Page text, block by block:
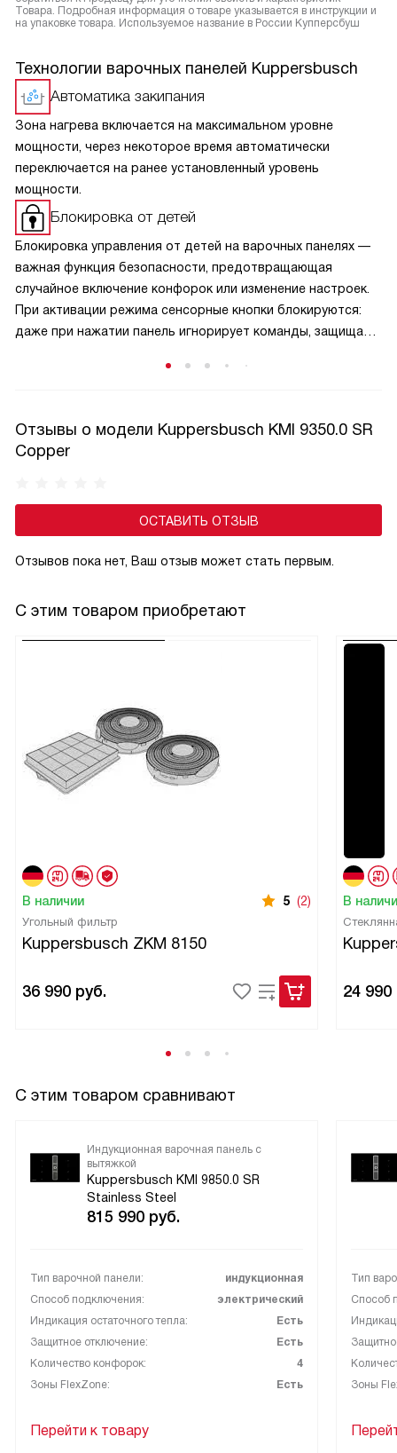
Товара. Подробная информация о товаре указывается в инструкции и
на упаковке товара. Используемое название в России Купперсбуш
Технологии варочных панелей Kuppersbusch
Автоматика закипания
Зона нагрева включается на максимальном уровне
мощности, через некоторое время автоматически
переключается на ранее установленный уровень
мощности.
Блокировка от детей
Блокировка управления от детей на варочных панелях —
важная функция безопасности, предотвращающая
случайное включение конфорок или изменение настроек.
При активации режима сенсорные кнопки блокируются:
даже при нажатии панель игнорирует команды, защищая
в семьях с маленькими детьми и добавляет спокойствие
при готовке.
Отзывы о модели Kuppersbusch KMI 9350.0 SR
Copper
ОСТАВИТЬ ОТЗЫВ
Отзывов пока нет, Ваш отзыв может стать первым.
С этим товаром приобретают
В наличии 5 (2)
Угольный фильтр
Kuppersbusch ZKM 8150
36 990 руб.
В
24 990
С этим товаром сравнивают
Индукционная варочная панель с
вытяжкой
Kuppersbusch KMI 9850.0 SR
Stainless Steel
815 990 руб.
Тип варочной панели:
индукционная
Способ подключения:
электрический
Индикация остаточного тепла:
Есть
Защитное отключение:
Есть
Количество конфорок:
4
Зоны FlexZone:
Есть
Перейти к товару
Тип
Способ
Зоны